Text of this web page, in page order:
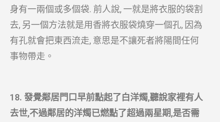
身有一兩個或多個袋. 前人說, 一就是將衣服的袋割
去, 另一個方法就是用香將衣服袋燒穿一個孔, 因為
有孔就會把東西流走, 意思是不讓死者將陽間任何
事物帶走。
18. 發覺鄰居門口早前點起了白洋燭,聽說家裡有人
去世,不過鄰居的洋燭已燃點了超過兩星期,是否需